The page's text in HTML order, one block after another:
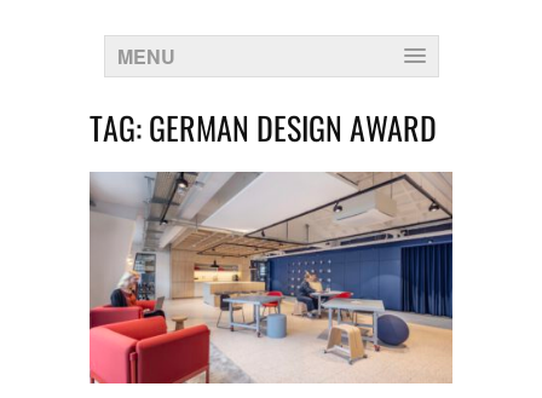
MENU
TAG:GERMAN DESIGN AWARD